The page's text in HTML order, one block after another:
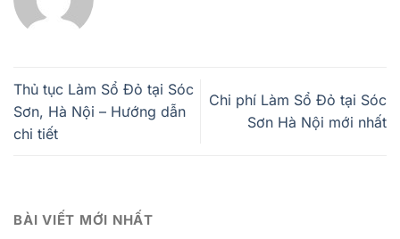
Thủ tục Làm Sổ Đỏ tại Sóc
Sơn, Hà Nội – Hướng dẫn
chi tiết
Chi phí Làm Sổ Đỏ tại Sóc
Sơn Hà Nội mới nhất
BÀI VIẾT MỚI NHẤT